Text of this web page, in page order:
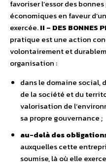
favoriser l’essor des
économiques en faveur
exercée.II – DES BONNES
pratique est une action
volontairement et
organisation :
dans le domaine social,
de la société et du
valorisation de
sa propre gouvernance ;
au-delà des
auxquelles cette
soumise, là où elle